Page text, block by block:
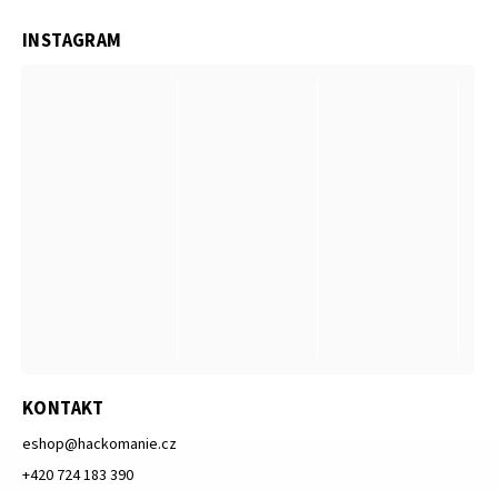
KONTAKT
eshop@hackomanie.cz
+420 724 183 390
INSTAGRAM